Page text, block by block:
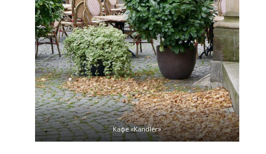
Кафе «Kandler»